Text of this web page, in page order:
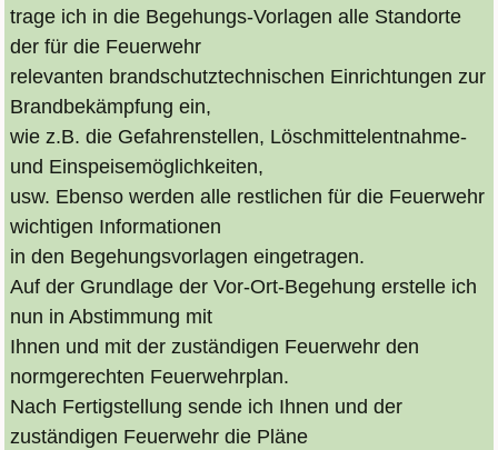
trage ich in die Begehungs-Vorlagen alle Standorte
der für die Feuerwehr
relevanten brandschutztechnischen Einrichtungen zur
Brandbekämpfung ein,
wie z.B. die Gefahrenstellen, Löschmittelentnahme-
und Einspeisemöglichkeiten,
usw. Ebenso werden alle restlichen für die Feuerwehr
wichtigen Informationen
in den Begehungsvorlagen eingetragen.
Auf der Grundlage der Vor-Ort-Begehung erstelle ich
nun in Abstimmung mit
Ihnen und mit der zuständigen Feuerwehr den
normgerechten Feuerwehrplan.
Nach Fertigstellung sende ich Ihnen und der
zuständigen Feuerwehr die Pläne